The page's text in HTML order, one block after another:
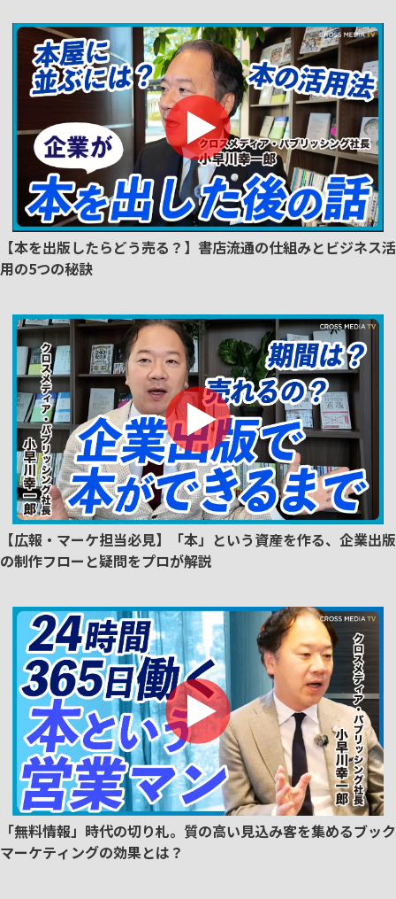
【本を出版したらどう売る？】書店流通の仕組みとビジネス活
用の5つの秘訣
【広報・マーケ担当必見】「本」という資産を作る、企業出版
の制作フローと疑問をプロが解説
「無料情報」時代の切り札。質の高い見込み客を集めるブック
マーケティングの効果とは？